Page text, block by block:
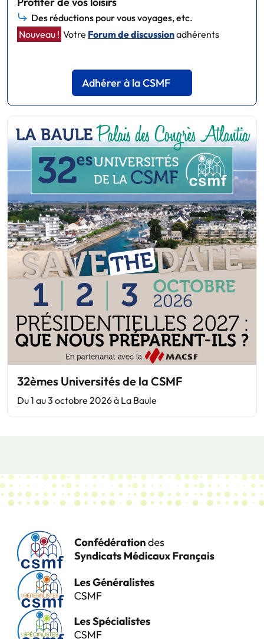
Des réductions pour vous voyages, etc.
Nouveau ! Votre Forum de discussionadhérents
Adhérer à la CSMF
32èmes Universités de la CSMF
Du 1 au 3 octobre 2026 à La Baule